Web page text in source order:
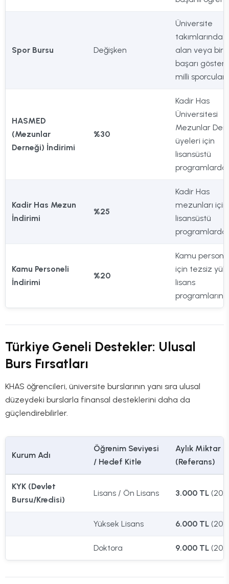
Spor Bursu Değişken
Üniversite
takımlarında
alan veya
başarı
milli sporcular.
HASMED
(Mezunlar
Derneği) İndirimi
%30
Kadir Has
Üniversitesi
Mezunlar
üyeleri için
lisansüstü
programlarda.
Kadir Has Mezun
İndirimi
%25
Kadir Has
mezunları için
lisansüstü
programlarda.
Kamu Personeli
İndirimi
%20
Kamu
için tezsiz
lisans
Türkiye Geneli Destekler: Ulusal
Burs Fırsatları
KHAS öğrencileri, üniversite burslarının yanı sıra ulusal
düzeydeki burslarla finansal desteklerini daha da
güçlendirebilirler.
Kurum Adı
Öğrenim Seviyesi
/ Hedef Kitle
Aylık Miktar
(Referans)
KYK (Devlet
Bursu/Kredisi)
Lisans / Ön Lisans 3.000 TL
Yüksek Lisans 6.000 TL
Doktora 9.000 TL